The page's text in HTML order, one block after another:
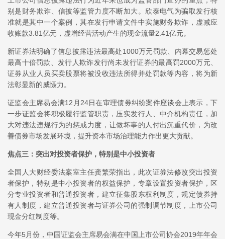
别是财务欺诈、信披等监管力度不断加大。欣泰电气为骗取发行核
准就是其中一个案例，其在发行申请文件中实施财务欺诈，虚减应
收账款3.81亿元，虚增经营活动产生的现金流量2.41亿元。
新证券法明确了信息披露违法最高处1000万元罚款、内幕交易惩处
最高十倍罚款、发行人欺诈发行尚未发行证券的最高罚2000万元、
证券从业人员买卖股票将被没收违法所得并处罚款等内容，将为新
法彰显新的威慑力。
证监会主席易会满12月24日在审理债券纠纷案件座谈会上表示，下
一步证监会将积极履行监管职责，压实发行人、中介机构责任，加
大对违法违规行为的惩戒力度，让做坏事的人付出沉重代价，为改
善债券市场发展环境，提升资本市场治理能力作出更大贡献。
焦点三：突出对投资者保护，特别是中小投资者
全国人大财经委法案室主任龚繁荣指出，此次证券法修改突出投资
者保护，特别是中小投资者的权益保护，专章设置投资者保护，区
分专业投资者和普通投资者，建立征集股东权利制度，规定债券持
有人制度，建立普通投资者与证券公司的强制调节制度，上市公司
现金分红制度等。
今年5月份，中国证监会主席易会满在中国上市公司协会2019年年会